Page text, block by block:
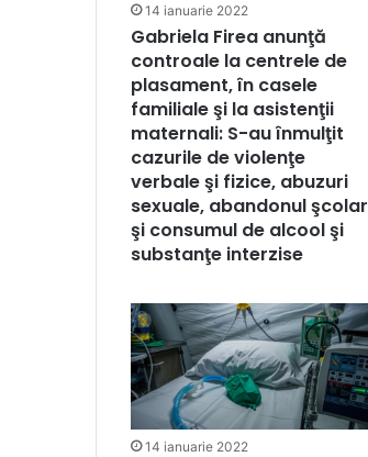
14 ianuarie 2022
Gabriela Firea anunţă
controale la centrele de
plasament, în casele
familiale şi la asistenţii
maternali: S-au înmulţit
cazurile de violenţe
verbale şi fizice, abuzuri
sexuale, abandonul şcolar
şi consumul de alcool şi
substanţe interzise
14 ianuarie 2022